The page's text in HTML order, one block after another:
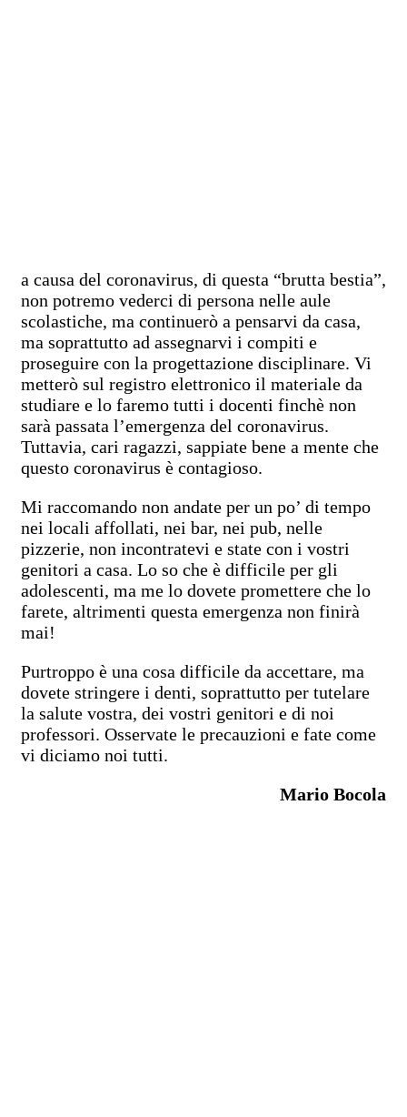
a causa del coronavirus, di questa “brutta bestia”,
non potremo vederci di persona nelle aule
scolastiche, ma continuerò a pensarvi da casa,
ma soprattutto ad assegnarvi i compiti e
proseguire con la progettazione disciplinare. Vi
metterò sul registro elettronico il materiale da
studiare e lo faremo tutti i docenti finchè non
sarà passata l’emergenza del coronavirus.
Tuttavia, cari ragazzi, sappiate bene a mente che
questo coronavirus è contagioso.
Mi raccomando non andate per un po’ di tempo
nei locali affollati, nei bar, nei pub, nelle
pizzerie, non incontratevi e state con i vostri
genitori a casa. Lo so che è difficile per gli
adolescenti, ma me lo dovete promettere che lo
farete, altrimenti questa emergenza non finirà
mai!
Purtroppo è una cosa difficile da accettare, ma
dovete stringere i denti, soprattutto per tutelare
la salute vostra, dei vostri genitori e di noi
professori. Osservate le precauzioni e fate come
vi diciamo noi tutti.
Mario Bocola